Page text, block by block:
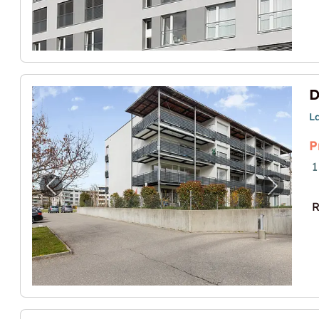
Vorheriges Bild für "Dépôt pour stockage